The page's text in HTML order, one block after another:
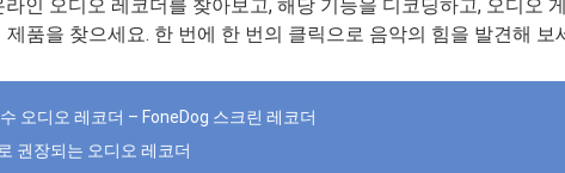
인 오디오 레코더를 찾아보고, 해당 기능을 디코딩하고, 오디오
품을 찾으세요. 한 번에 한 번의 클릭으로 음악의 힘을 발견해 보
오디오 레코더 – FoneDog 스크린 레코더
권장되는 오디오 레코더